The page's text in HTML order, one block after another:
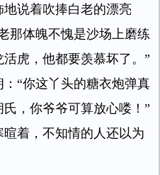
说着吹捧白老的漂亮
那体魄不愧是沙场上磨练
虎，他都要羡慕坏了。”
“你这丫头的糖衣炮弹真
，你爷爷可算放心喽！”
着，不知情的人还以为